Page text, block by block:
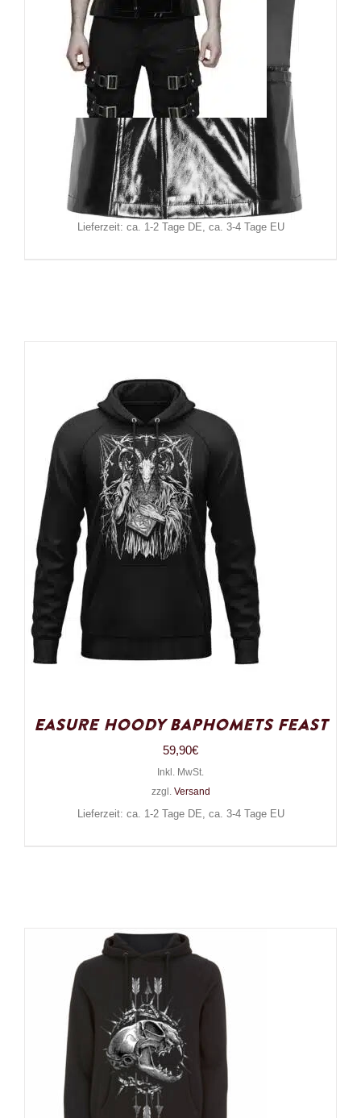
Punk Rave Weste Mesmerizer
94,90€
Inkl. MwSt.
zzgl.Versand
Lieferzeit: ca. 1-2 Tage DE, ca. 3-4 Tage EU
Easure Hoody Baphomets Feast
59,90€
Inkl. MwSt.
zzgl. Versand
Lieferzeit: ca. 1-2 Tage DE, ca. 3-4 Tage EU